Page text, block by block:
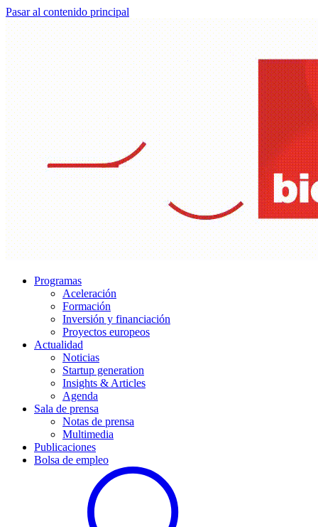
Pasar al contenido principal
Programas
Aceleración
Formación
Inversión y financiación
Proyectos europeos
Actualidad
Noticias
Startup generation
Insights & Articles
Agenda
Sala de prensa
Notas de prensa
Multimedia
Publicaciones
Bolsa de empleo